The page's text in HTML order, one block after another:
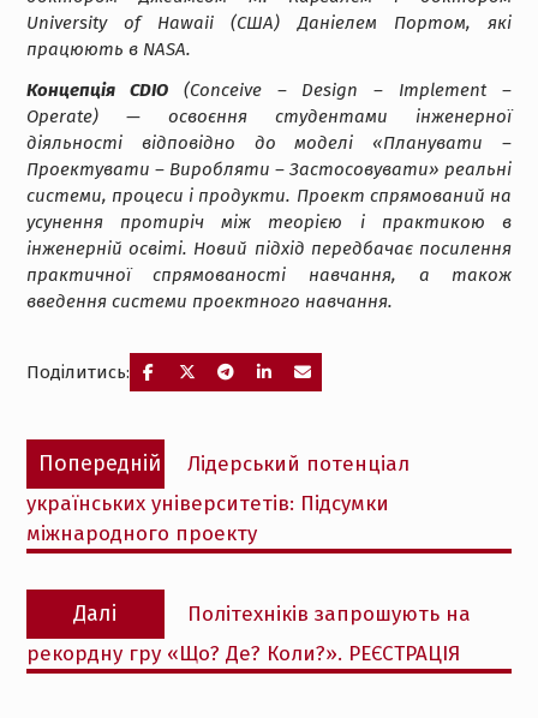
University of Hawaii (США) Даніелем Портом, які
працюють в NASA.
Концепція CDIO(Conceive – Design – Implement –
Operate) — освоєння студентами інженерної
діяльності відповідно до моделі «Планувати –
Проектувати – Виробляти – Застосовувати» реальні
системи, процеси і продукти. Проект спрямований на
усунення протиріч між теорією і практикою в
інженерній освіті. Новий підхід передбачає посилення
практичної спрямованості навчання, а також
введення системи проектного навчання.
Поділитись:
Навігація
записів
Попередній
Попередній
запис:
Лідерський потенціал
українських університетів: Підсумки
міжнародного проекту
Далі
Наступний
запис:
Політехніків запрошують на
рекордну гру «Що? Де? Коли?». РЕЄСТРАЦІЯ